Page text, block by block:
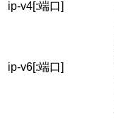
ip-v4[:端口]
ip-v6[:端口]